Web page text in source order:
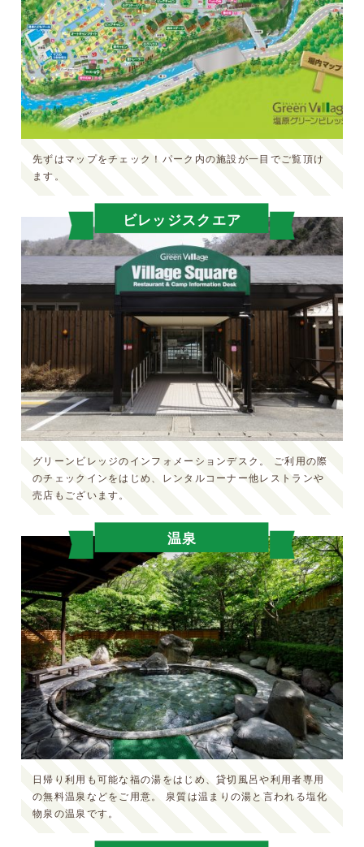
先ずはマップをチェック！パーク内の施設が一目でご覧頂け
ます。
ビレッジスクエア
グリーンビレッジのインフォメーションデスク。
ご利用の際
のチェックインをはじめ、レンタルコーナー他レストランや
売店もございます。
温泉
日帰り利用も可能な福の湯をはじめ、貸切風呂や利用者専用
の無料温泉などをご用意。
泉質は温まりの湯と言われる塩化
物泉の温泉です。